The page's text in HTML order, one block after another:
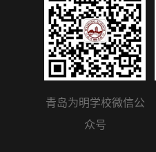
青岛为明学校微信公
众号